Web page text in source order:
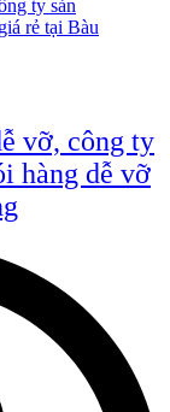
vỡ, công ty
hàng dễ vỡ